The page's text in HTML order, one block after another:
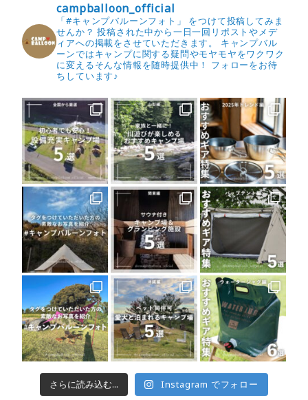
campballoon_official
「#キャンプバルーンフォト」 をつけて投稿してみま
せんか？ 投稿された中から一日一回リポストやメデ
ィアへの掲載をさせていただきます。
キャンプバル
ーンではキャンプに関する疑問やモヤモヤをワクワク
に変えるそんな情報を随時提供中！
フォローをお待
ちしています♪
さらに読み込む... Instagram でフォロー